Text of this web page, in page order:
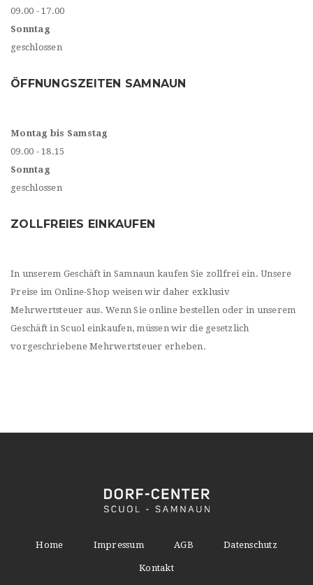
09.00 - 17.00
Sonntag
geschlossen
ÖFFNUNGSZEITEN SAMNAUN
Montag bis Samstag
09.00 - 18.15
Sonntag
geschlossen
ZOLLFREIES EINKAUFEN
In unserem Geschäft in Samnaun kaufen Sie zollfrei ein. Unsere
Preise im Online-Shop weisen wir daher exklusiv
Mehrwertsteuer aus. Wenn Sie online bestellen oder in unserem
Geschäft in Scuol einkaufen, müssen wir die gesetzlich
vorgeschriebene Mehrwertsteuer erheben.
Home Impressum AGB Datenschutz
Kontakt